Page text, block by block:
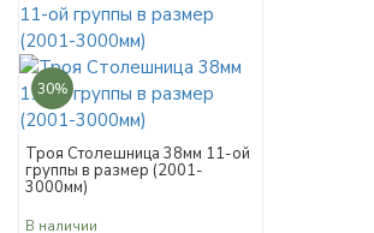
30%
Троя Столешница 38мм 11-ой
группы в размер (2001-
3000мм)
В наличии